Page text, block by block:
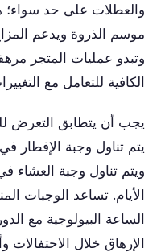
والعطلات على حد سواء؛
موسم الذروة ويدعم
وتبدو عمليات المتجر
الكافية للتعامل مع
يجب أن يتطابق التعرض
يتم تناول وجبة
ويتم تناول وجبة
الأيام. تساعد الوجبات
الساعة البيولوجية مع
الإرهاق خلال الاحتفالات